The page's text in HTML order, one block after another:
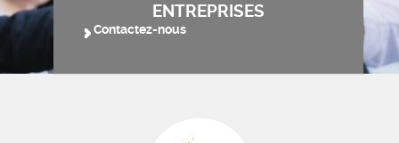
ENTREPRISES
Contactez-nous